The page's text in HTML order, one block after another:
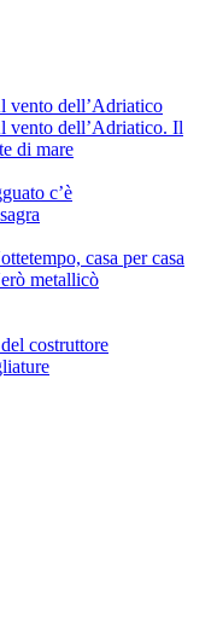
vento dell’Adriatico
vento dell’Adriatico. Il
di mare
c’è
casa per casa
metallicò
costruttore